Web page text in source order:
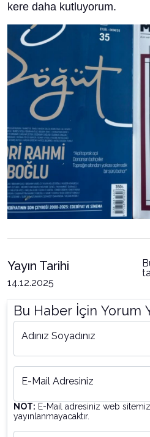
kere daha kutluyorum.
Yayın Tarihi
14.12.2025
Bu Haber İçin Yorum
Adınız Soyadınız
E-Mail Adresiniz
NOT: E-Mail adresiniz web
yayınlanmayacaktır.